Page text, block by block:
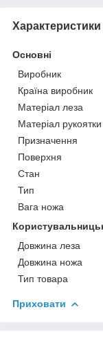
Характеристики
Основні
Виробник
Країна виробник
Матеріал леза
Матеріал рукоятки
Призначення
Поверхня
Стан
Тип
Вага ножа
Довжина леза
Довжина ножа
Тип товара
Приховати